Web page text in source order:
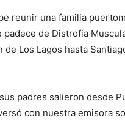
reunir una familia
de Distrofia
Los Lagos hasta
padres salieron desde
con nuestra emisora